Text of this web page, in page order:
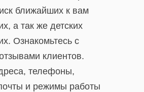
ближайших к вам
а так же детских
Ознакомьтесь с
клиентов.
телефоны,
и режимы работы